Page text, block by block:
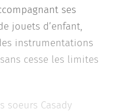
ses
jouets d’enfant,
instrumentations
cesse les limites
soeurs Casady